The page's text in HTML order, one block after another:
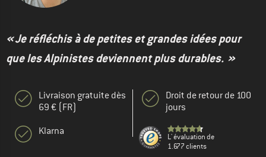
« Je réfléchis à de petites et grandes idées pour
que les Alpinistes deviennent plus durables. »
Livraison gratuite dès
69 € (FR)
Klarna
Droit de retour de 100
jours
L' évaluation de
1.677 clients